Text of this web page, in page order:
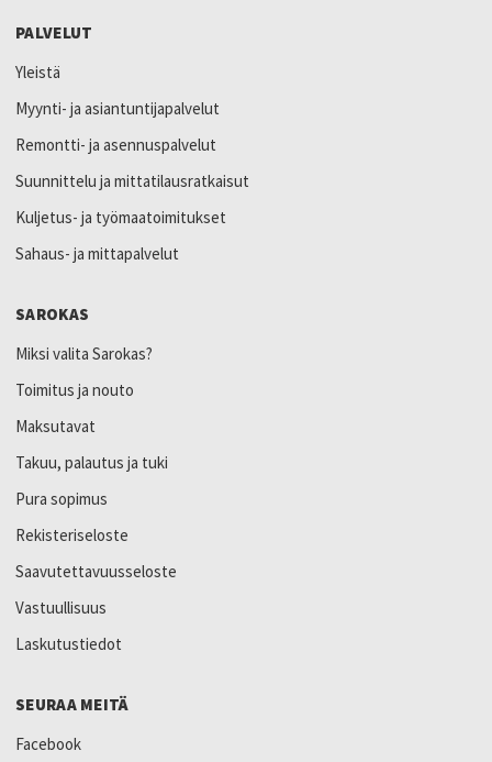
PALVELUT
Yleistä
Myynti- ja asiantuntijapalvelut
Remontti- ja asennuspalvelut
Suunnittelu ja mittatilausratkaisut
Kuljetus- ja työmaatoimitukset
Sahaus- ja mittapalvelut
SAROKAS
Miksi valita Sarokas?
Toimitus ja nouto
Maksutavat
Takuu, palautus ja tuki
Pura sopimus
Rekisteriseloste
Saavutettavuusseloste
Vastuullisuus
Laskutustiedot
SEURAA MEITÄ
Facebook